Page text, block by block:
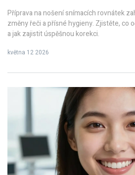
Příprava na nošení snímacích rovnátek
změny řeči a přísné hygieny. Zjistěte, co
a jak zajistit úspěšnou korekci.
května 12 2026